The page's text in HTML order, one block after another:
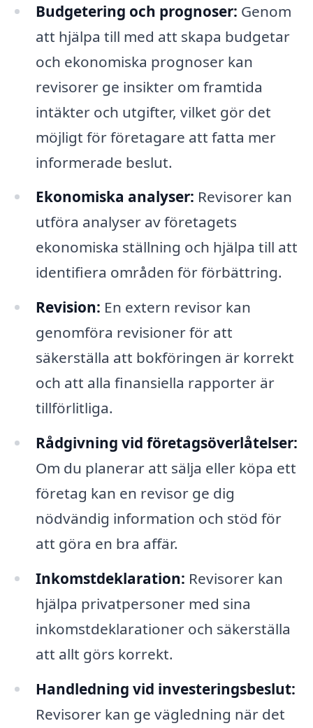
Budgetering och prognoser: Genom
att hjälpa till med att skapa budgetar
och ekonomiska prognoser kan
revisorer ge insikter om framtida
intäkter och utgifter, vilket gör det
möjligt för företagare att fatta mer
informerade beslut.
Ekonomiska analyser: Revisorer kan
utföra analyser av företagets
ekonomiska ställning och hjälpa till att
identifiera områden för förbättring.
Revision: En extern revisor kan
genomföra revisioner för att
säkerställa att bokföringen är korrekt
och att alla finansiella rapporter är
tillförlitliga.
Rådgivning vid företagsöverlåtelser:
Om du planerar att sälja eller köpa ett
företag kan en revisor ge dig
nödvändig information och stöd för
att göra en bra affär.
Inkomstdeklaration: Revisorer kan
hjälpa privatpersoner med sina
inkomstdeklarationer och säkerställa
att allt görs korrekt.
Handledning vid investeringsbeslut:
Revisorer kan ge vägledning när det